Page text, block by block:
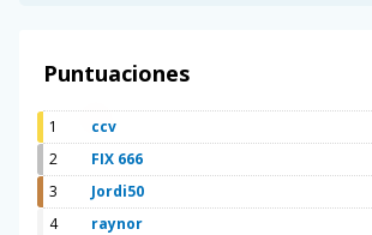
Puntuaciones
1 ccv
2
FIX 666
3
Jordi50
4
raynor